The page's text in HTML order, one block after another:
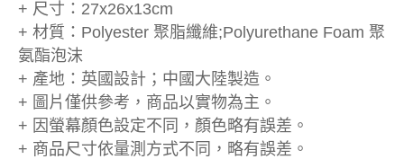
+ 尺寸：27x26x13cm
+ 材質：Polyester 聚脂纖維;Polyurethane Foam 聚
氨酯泡沫
+ 產地：英國設計；中國大陸製造。
+ 圖片僅供參考，商品以實物為主。
+ 因螢幕顏色設定不同，顏色略有誤差。
+ 商品尺寸依量測方式不同，略有誤差。